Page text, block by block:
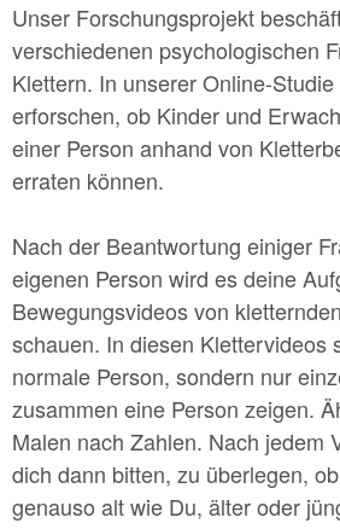
Unser Forschungsprojekt
verschiedenen psychologischen
Klettern. In unserer Online-
erforschen, ob Kinder und
einer Person anhand von
erraten können.
Nach der Beantwortung einiger
eigenen Person wird es deine
Bewegungsvideos von
schauen. In diesen Klettervideos
normale Person, sondern nur
zusammen eine Person zeigen.
Malen nach Zahlen. Nach jedem
dich dann bitten, zu überlegen,
genauso alt wie Du, älter oder